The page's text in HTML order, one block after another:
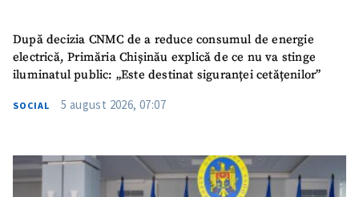
După decizia CNMC de a reduce consumul de energie
electrică, Primăria Chișinău explică de ce nu va stinge
iluminatul public: „Este destinat siguranței cetățenilor”
SOCIAL 5 august 2026, 07:07